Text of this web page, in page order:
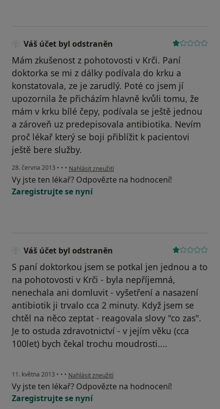
Váš účet byl odstraněn
Mám zkušenost z pohotovosti v Krči. Paní
doktorka se mi z dálky podívala do krku a
konstatovala, ze je zarudlý. Poté co jsem jí
upozornila že přicházím hlavně kvůli tomu, že
mám v krku bílé čepy, podívala se ještě jednou
a zároveň uz predepisovala antibiotika. Nevím
proč lékař který se boji přiblížit k pacientovi
ještě bere služby.
28. června 2013 • • • podle názoru uživatele Váš účet byl odstraněn
Nahlásit zneužití
Vy jste ten lékař? Odpovězte na hodnocení!
Zaregistrujte se nyní
Váš účet byl odstraněn
S paní doktorkou jsem se potkal jen jednou a to
na pohotovosti v Krči - byla nepříjemná,
nenechala ani domluvit - vyšetření a nasazení
antibiotik ji trvalo cca 2 minuty. Když jsem se
chtěl na něco zeptat - reagovala slovy "co zas".
Je to ostuda zdravotnictví - v jejím věku (cca
100let) bych čekal trochu moudrosti....
11. května 2013 • • • podle názoru uživatele Váš účet byl odstraněn
Nahlásit zneužití
Vy jste ten lékař? Odpovězte na hodnocení!
Zaregistrujte se nyní